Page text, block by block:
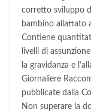
corretto sviluppo
bambino allattato
Contiene
livelli di
la gravidanza e
Giornaliere
pubblicate dalla
Non superare la